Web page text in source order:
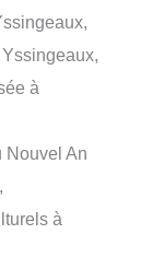
à
Nouvel An
à